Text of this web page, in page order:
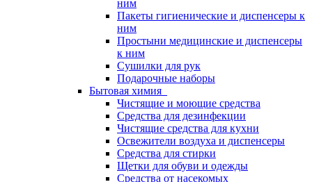
ним
Пакеты гигиенические и диспенсеры к
ним
Простыни медицинские и диспенсеры
к ним
Сушилки для рук
Подарочные наборы
Бытовая химия
Чистящие и моющие средства
Средства для дезинфекции
Чистящие средства для кухни
Освежители воздуха и диспенсеры
Средства для стирки
Щетки для обуви и одежды
Средства от насекомых